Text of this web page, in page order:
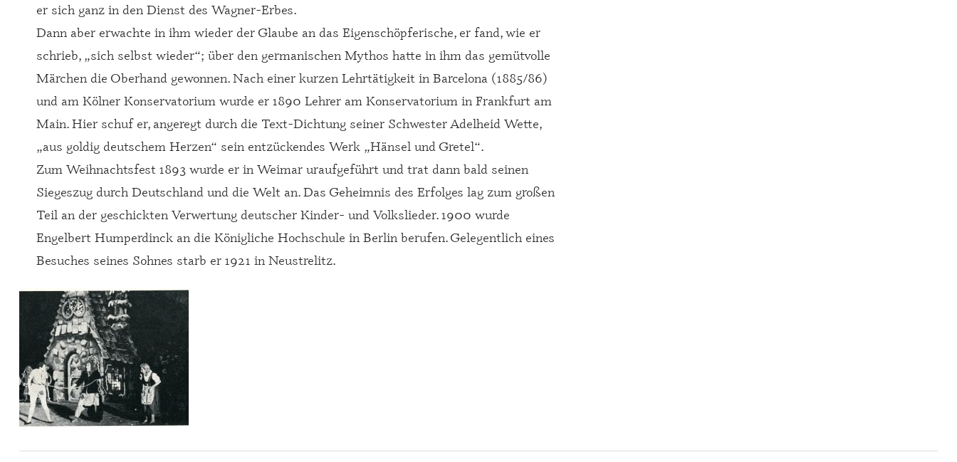
er sich ganz in den Dienst des Wagner-Erbes.
Dann aber erwachte in ihm wieder der Glaube an das Eigenschöpferische, er fand, wie er
schrieb, „sich selbst wieder“; über den germanischen Mythos hatte in ihm das gemütvolle
Märchen die Oberhand gewonnen. Nach einer kurzen Lehrtätigkeit in Barcelona (1885/86)
und am Kölner Konservatorium wurde er 1890 Lehrer am Konservatorium in Frankfurt am
Main. Hier schuf er, angeregt durch die Text-Dichtung seiner Schwester Adelheid Wette,
„aus goldig deutschem Herzen“ sein entzückendes Werk „Hänsel und Gretel“.
Zum Weihnachtsfest 1893 wurde er in Weimar uraufgeführt und trat dann bald seinen
Siegeszug durch Deutschland und die Welt an. Das Geheimnis des Erfolges lag zum großen
Teil an der geschickten Verwertung deutscher Kinder- und Volkslieder. 1900 wurde
Engelbert Humperdinck an die Königliche Hochschule in Berlin berufen. Gelegentlich eines
Besuches seines Sohnes starb er 1921 in Neustrelitz.